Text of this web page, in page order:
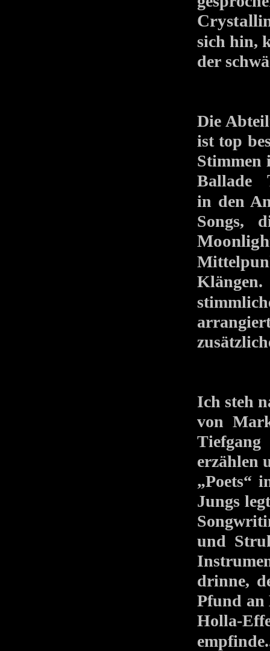
sich hin,
der
Die
ist top
Stimmen
Ballade
in den
Songs,
Ich steh
von
erzählen
„Poets“
Jungs
und
drinne,
Pfund an
Holla-